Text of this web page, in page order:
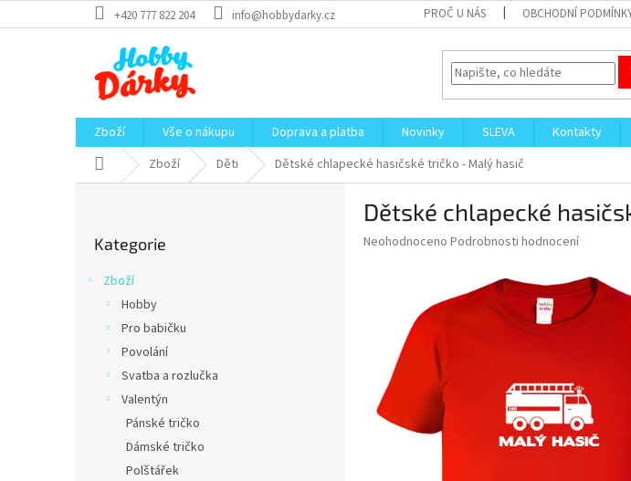
na
+420 777 822 204 info@hobbydarky.cz PROČ U NÁS OBCHODNÍ
Zboží Vše o nákupu Doprava a platba Novinky SLEVA Kontakty
Domů Zboží Děti Dětské chlapecké hasičské tričko - Malý hasič
kategorie
Kategorie
Zboží
Hobby
Pro babičku
Povolání
Svatba a rozlučka
Valentýn
Pánské tričko
Dámské tričko
Polštářek
Dětské chlapecké
Průměrné
hvězdiček.
Neohodnoceno Podrobnosti hodnocení